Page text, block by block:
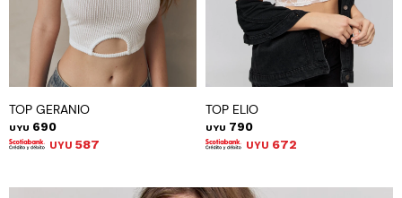
TOP GERANIO
UYU 690
UYU 587
TOP ELIO
UYU 790
UYU 672